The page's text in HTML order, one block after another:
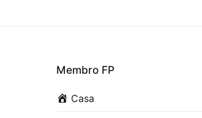
Membro FP
Casa